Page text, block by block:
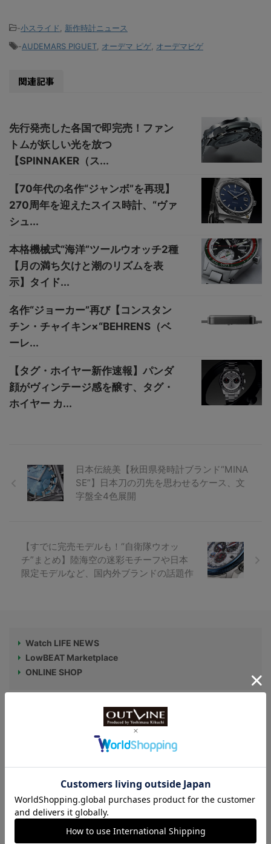
-小スライド, 新作時計ニュース
-AUDEMARS PIGUET, オーデマ ピゲ, オーデマピゲ
関連記事
先行発売した各国で即完売！ファン
トムが妖しい光を放つ
【SPINNAKER（ス...
【70年代の名作“ジャンボ”を再現】
270周年を迎えたスイス時計、“ヴァ
シュ...
本格機械式“海洋”ツールウオッチ2種
【月の満ち欠けと潮のリズムを表
示】タイド...
名作“ジョーカー”再び【コンスタン
チン・チャイキン×“BEHRENS（ベ
ーレ...
【タグ・ホイヤー新作速報】パンダ
顔がヴィンテージ感を醸す、タグ・
ホイヤー カ...
日本伝統美【秋田県発時計ブランド“MINA
SE”】日本刀の刃先を思わせるケース、文
字盤全4色展開
【すでに完売モデルも！“自衛隊ウオッ
チ”まとめ】陸海空の迷彩モチーフや日本
限定モデルなど、国内外ブランドの話題作
Watch LIFE NEWS
LowBEAT Marketplace
ONLINE SHOP
特許取得“耐衝撃”ウオッチなど
KUOE：総まとめ